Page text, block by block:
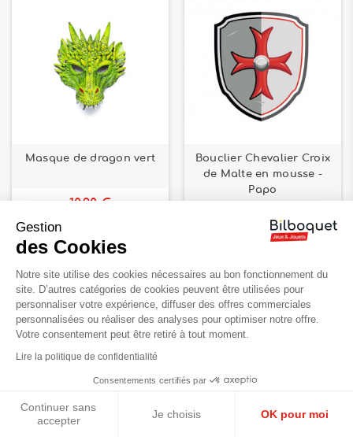
Masque de dragon vert
10,90 €
Bouclier Chevalier Croix
de Malte en mousse -
Papo
19,90 €
Gestion
des Cookies
Notre site utilise des cookies nécessaires au bon fonctionnement du
site. D’autres catégories de cookies peuvent être utilisées pour
personnaliser votre expérience, diffuser des offres commerciales
personnalisées ou réaliser des analyses pour optimiser notre offre.
Votre consentement peut être retiré à tout moment.
Lire la politique de confidentialité
Consentements certifiés par
Continuer sans
accepter
Je choisis OK pour moi